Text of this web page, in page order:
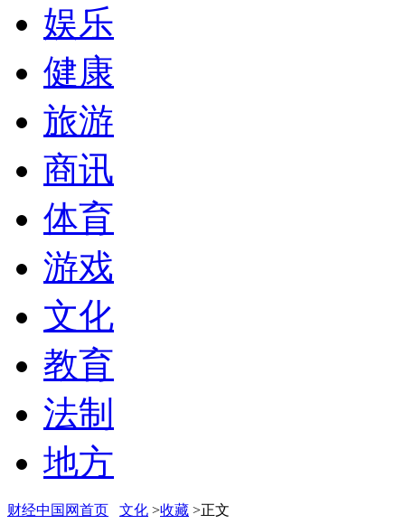
娱乐
健康
旅游
商讯
体育
游戏
文化
教育
法制
地方
财经中国网首页 文化 >收藏 >正文